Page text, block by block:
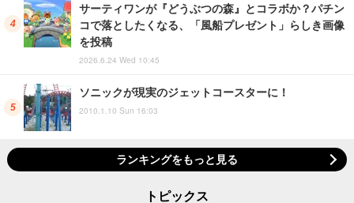
サーティワンが『どうぶつの森』とコラボか？パチン
コで落としたくなる、「風船プレゼント」らしき画像
を投稿
2026.6.24 Wed 10:45
ソニックが現実のジェットコースターに！
2010.1.10 Sun 16:03
ランキングをもっと見る
トピックス